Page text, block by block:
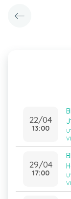
22/04
13:00
29/04
17:00